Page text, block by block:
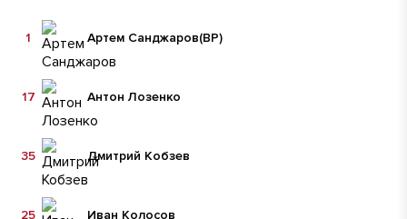
Артем Санджаров(ВР)
1
Антон Лозенко
17
Дмитрий Кобзев
35
Иван Колосов
25